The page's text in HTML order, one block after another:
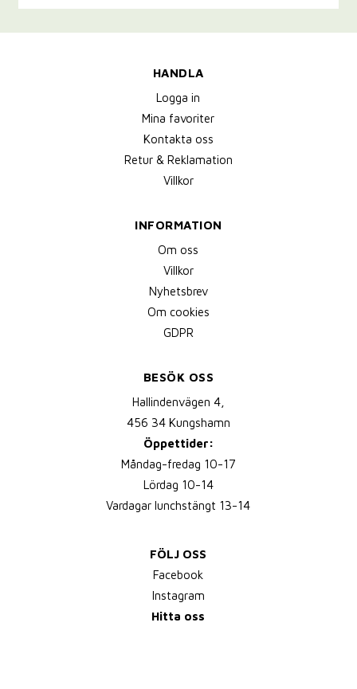
HANDLA
Logga in
Mina favoriter
Kontakta oss
Retur & Reklamation
Villkor
INFORMATION
Om oss
Villkor
Nyhetsbrev
Om cookies
GDPR
BESÖK OSS
Hallindenvägen 4,
456 34 Kungshamn
Öppettider:
Måndag-fredag 10-17
Lördag 10-14
Vardagar lunchstängt 13-14
FÖLJ OSS
Facebook
Instagram
Hitta oss